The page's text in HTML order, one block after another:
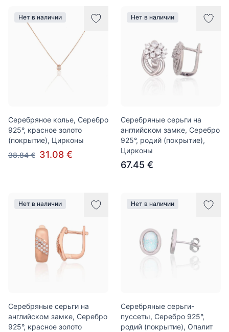
Нет в наличии
Серебряное колье, Серебро
925°, красное золото
(покрытие), Цирконы
38.84 € 31.08 €
Нет в наличии
Серебряные серьги на
английском замке, Серебро
925°, родий (покрытие),
Цирконы
67.45 €
Нет в наличии
Серебряные серьги на
английском замке, Серебро
925°, красное золото
Нет в наличии
Серебряные серьги-
пуссеты, Серебро 925°,
родий (покрытие), Опалит